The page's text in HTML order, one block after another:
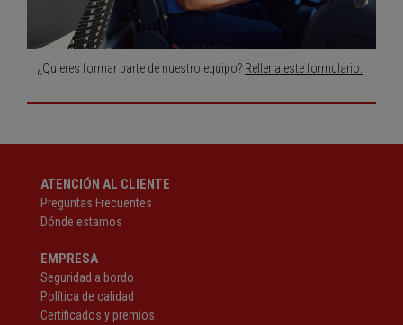
¿Quieres formar parte de nuestro equipo? Rellena este formulario.
ATENCIÓN AL CLIENTE
Preguntas Frecuentes
Dónde estamos
EMPRESA
Seguridad a bordo
Política de calidad
Certificados y premios